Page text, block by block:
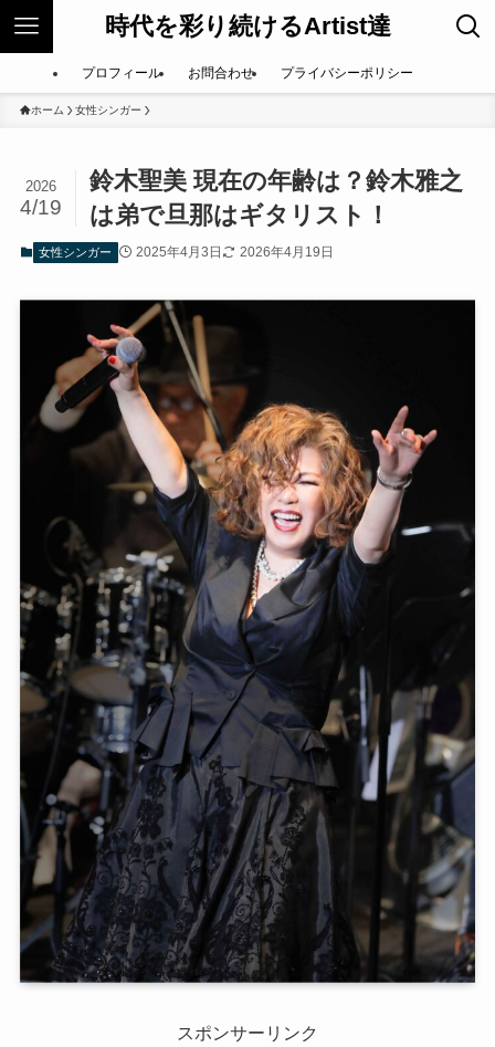
時代を彩り続けるArtist達
プロフィール お問合わせ プライバシーポリシー
ホーム 女性シンガー
鈴木聖美 現在の年齢は？鈴木雅之
は弟で旦那はギタリスト！
2026
4/19
女性シンガー 2025年4月3日 2026年4月19日
スポンサーリンク